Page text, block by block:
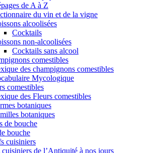
de A à Z
du vin et de la vigne
alcoolisées
Cocktails
non-alcoolisées
Cocktails sans alcool
comestibles
des champignons comestibles
Mycologique
comestibles
des Fleurs comestibles
botaniques
botaniques
de bouche
bouche
cuisiniers
cuisiniers de l’Antiquité à nos jours